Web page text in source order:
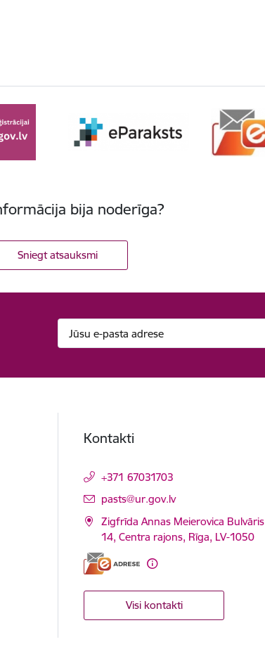
bija noderīga?
Sniegt atsauksmi
Kontakti
+371 67031703
E-pasts:
pasts@ur.gov.lv
Zigfrīda Annas Meierovica Bulvāris
14, Centra rajons, Rīga, LV-1050
Visi kontakti